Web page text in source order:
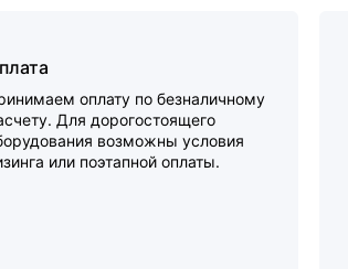
оплату по безналичному
Для дорогостоящего
возможны условия
или поэтапной оплаты.